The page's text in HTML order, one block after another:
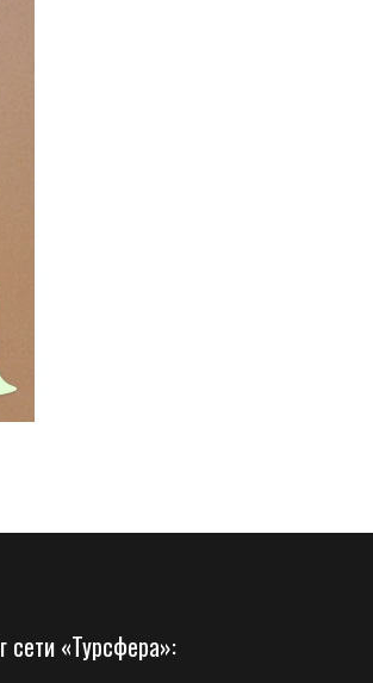
сети «Турсфера»: